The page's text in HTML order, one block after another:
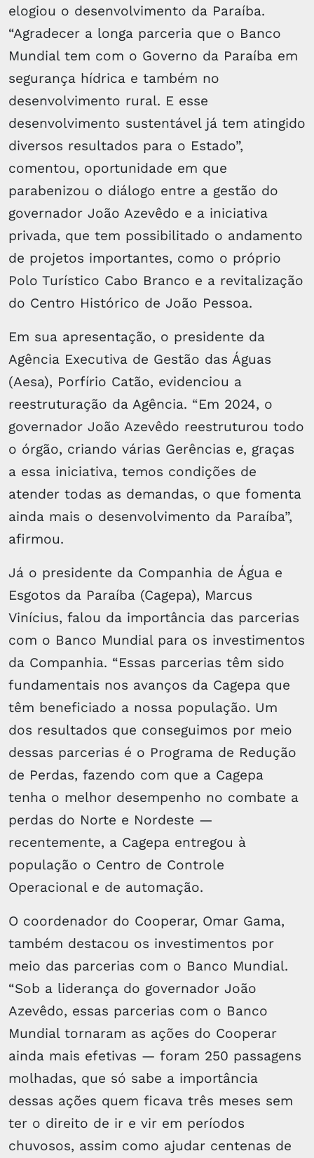
elogiou o desenvolvimento da Paraíba.
“Agradecer a longa parceria que o Banco
Mundial tem com o Governo da Paraíba em
segurança hídrica e também no
desenvolvimento rural. E esse
desenvolvimento sustentável já tem atingido
diversos resultados para o Estado”,
comentou, oportunidade em que
parabenizou o diálogo entre a gestão do
governador João Azevêdo e a iniciativa
privada, que tem possibilitado o andamento
de projetos importantes, como o próprio
Polo Turístico Cabo Branco e a revitalização
do Centro Histórico de João Pessoa.
Em sua apresentação, o presidente da
Agência Executiva de Gestão das Águas
(Aesa), Porfírio Catão, evidenciou a
reestruturação da Agência. “Em 2024, o
governador João Azevêdo reestruturou todo
o órgão, criando várias Gerências e, graças
a essa iniciativa, temos condições de
atender todas as demandas, o que fomenta
ainda mais o desenvolvimento da Paraíba”,
afirmou.
Já o presidente da Companhia de Água e
Esgotos da Paraíba (Cagepa), Marcus
Vinícius, falou da importância das parcerias
com o Banco Mundial para os investimentos
da Companhia. “Essas parcerias têm sido
fundamentais nos avanços da Cagepa que
têm beneficiado a nossa população. Um
dos resultados que conseguimos por meio
dessas parcerias é o Programa de Redução
de Perdas, fazendo com que a Cagepa
tenha o melhor desempenho no combate a
perdas do Norte e Nordeste —
recentemente, a Cagepa entregou à
população o Centro de Controle
Operacional e de automação.
O coordenador do Cooperar, Omar Gama,
também destacou os investimentos por
meio das parcerias com o Banco Mundial.
“Sob a liderança do governador João
Azevêdo, essas parcerias com o Banco
Mundial tornaram as ações do Cooperar
ainda mais efetivas — foram 250 passagens
molhadas, que só sabe a importância
dessas ações quem ficava três meses sem
ter o direito de ir e vir em períodos
chuvosos, assim como ajudar centenas de